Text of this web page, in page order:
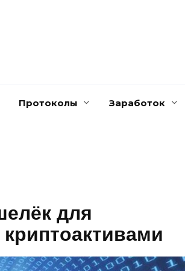
Протоколы Заработок
для